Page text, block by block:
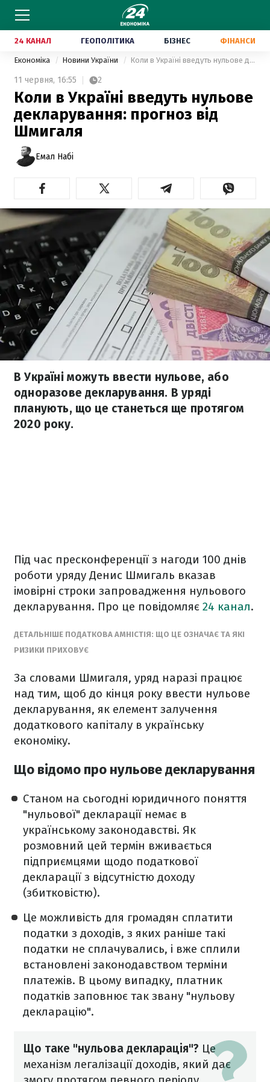
24 КАНАЛ ГЕОПОЛІТИКА БІЗНЕС ФІНАНСИ
Економіка Новини України Коли в Україні введуть нульове декларування: прогноз від Шмигаля
11 червня, 16:55 2
Коли в Україні введуть нульове
декларування: прогноз від
Шмигаля
Емал Набі
В Україні можуть ввести нульове, або
одноразове декларування. В уряді
планують, що це станеться ще протягом
2020 року.
Під час пресконференції з нагоди 100 днів
роботи уряду Денис Шмигаль вказав
імовірні строки запровадження нульового
декларування. Про це повідомляє 24 канал.
ДЕТАЛЬНІШЕ ПОДАТКОВА АМНІСТІЯ: ЩО ЦЕ ОЗНАЧАЄ ТА ЯКІ
РИЗИКИ ПРИХОВУЄ
За словами Шмигаля, уряд наразі працює
над тим, щоб до кінця року ввести нульове
декларування, як елемент залучення
додаткового капіталу в українську
економіку.
Що відомо про нульове декларування
Станом на сьогодні юридичного поняття
"нульової" декларації немає в
українському законодавстві. Як
розмовний цей термін вживається
підприємцями щодо податкової
декларації з відсутністю доходу
(збитковістю).
Це можливість для громадян сплатити
податки з доходів, з яких раніше такі
податки не сплачувались, і вже сплили
встановлені законодавством терміни
платежів. В цьому випадку, платник
податків заповнює так звану "нульову
декларацію".
Що таке "нульова декларація"? Це
механізм легалізації доходів, який дає